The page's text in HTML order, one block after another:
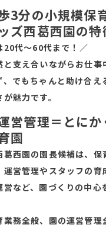
3分の小規模保
ズ西葛西園の特
20代～60代まで！／
支え合いながらお仕事
、でもちゃんと助け合え
魅力です。
営管理＝とにか
園
葛西園の園長候補は、保
運営管理やスタッフの育
など、園づくりの中心
務全般、園の運営管理